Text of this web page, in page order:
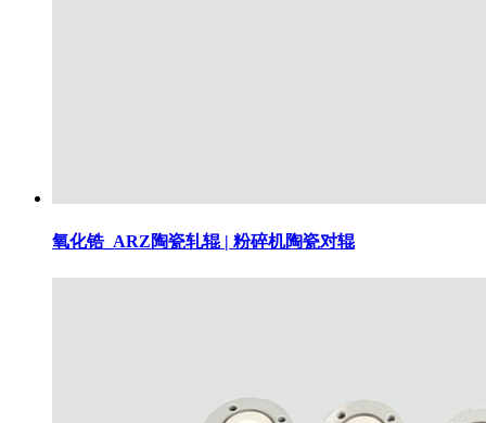
氧化锆_ARZ陶瓷轧辊 | 粉碎机陶瓷对辊